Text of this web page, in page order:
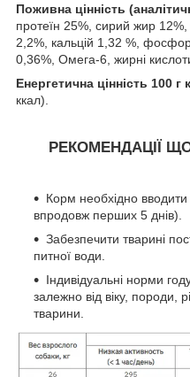
Поживна цінність
протеїн 25%, сирий жир
2,2%, кальцій 1,32 %,
0,36%, Омега-6, жирні
Енергетична цінність 100 г
ккал).
РЕКОМЕНДАЦІЇ
Корм необхідно
впродовж перших 5 днів).
Забезпечити тварині
питної води.
Індивідуальні норми
залежно від віку, породи,
тварини.